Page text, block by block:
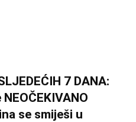
7 DANA:
se smiješi u